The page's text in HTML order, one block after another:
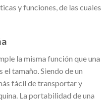
y funciones, de las cuales
la misma función que una
el tamaño. Siendo de un
fácil de transportar y
La portabilidad de una